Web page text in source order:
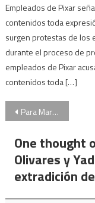
Empleados de Pixar
contenidos toda
surgen protestas de los
durante el proceso de
empleados de Pixar
contenidos toda […]
Navegación
de
entradas
Para Marcos Peña, la decisión de la Corte sobre Cristina genera “sensación de impunidad”
One thought
Olivares y
extradición